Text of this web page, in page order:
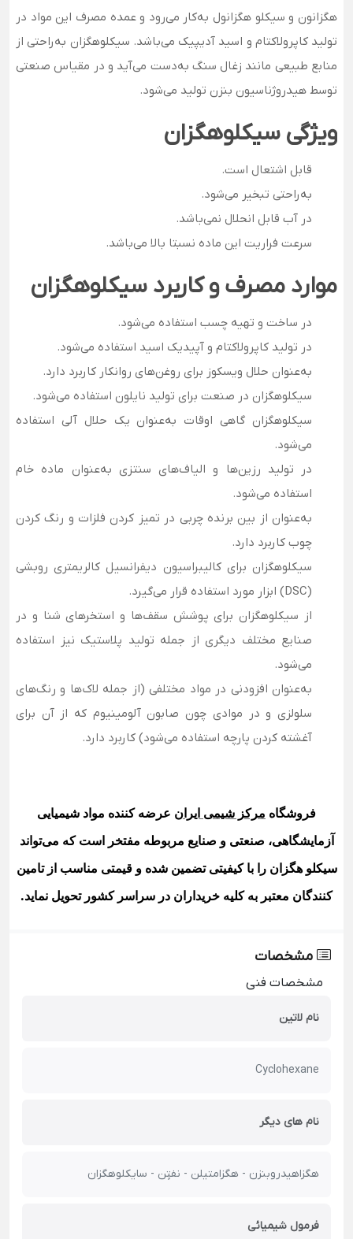
هگزانون و سیکلو هگزانول به‌کار می‌رود و عمده مصرف این مواد در
تولید کاپرولاکتام و اسید آدیپیک می‌باشد. سیکلوهگزان به‌راحتی از
منابع طبیعی مانند زغال سنگ به‌دست می‌آید و در مقیاس صنعتی
توسط هیدروژناسیون بنزن تولید می‌شود.
ویژگی سیکلوهگزان
قابل اشتعال است.
به‌راحتی تبخیر می‌شود.
در آب قابل انحلال نمی‌باشد.
سرعت فراریت این ماده نسبتا بالا می‌باشد.
موارد مصرف و کاربرد سیکلوهگزان
در ساخت و تهیه چسب استفاده می‌شود.
در تولید کاپرولاکتام و آپیدیک اسید استفاده می‌شود.
به‌عنوان حلال ویسکوز برای روغن‌های روانکار کاربرد دارد.
سیکلوهگزان در صنعت برای تولید نایلون استفاده می‌شود.
سیکلوهگزان گاهی اوقات به‌عنوان یک حلال آلی استفاده
می‌شود.
در تولید رزین‌ها و الیاف‌های سنتزی به‌عنوان ماده خام
استفاده می‌شود.
به‌عنوان از بین برنده چربی در تمیز کردن فلزات و رنگ کردن
چوب کاربرد دارد.
سیکلوهگزان برای کالیبراسیون دیفرانسیل کالریمتری روبشی
(DSC) ابزار مورد استفاده قرار می‌گیرد.
از سیکلوهگزان برای پوشش سقف‌ها و استخرهای شنا و در
صنایع مختلف دیگری از جمله تولید پلاستیک نیز استفاده
می‌شود.
به‌عنوان افزودنی در مواد مختلفی (از جمله لاک‌ها و رنگ‌های
سلولزی و در موادی چون صابون آلومینیوم که از آن برای
آغشته کردن پارچه استفاده می‌شود) کاربرد دارد.
فروشگاه مرکز شیمی ایران عرضه کننده مواد شیمیایی
آزمایشگاهی، صنعتی و صنایع مربوطه مفتخر است که می‌تواند
سیکلو هگزانرا با کیفیتی تضمین شده و قیمتی مناسب از تامین
کنندگان معتبر به کلیه خریداران در سراسر کشور تحویل نماید.
مشخصات
مشخصات فنی
نام لاتین
Cyclohexane
نام های دیگر
هگزاهیدروبنزن - هگزامتیلن - نفتٍن - سایکلوهگزان
فرمول شیمیائی